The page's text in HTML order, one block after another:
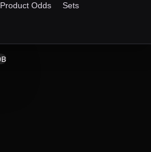
Product Odds Sets